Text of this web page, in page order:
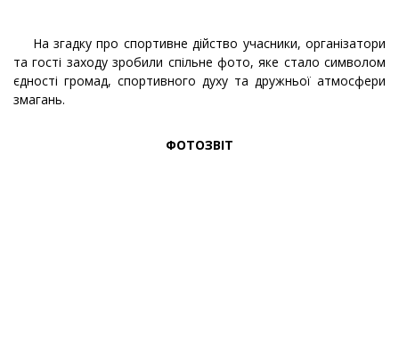
На згадку про спортивне дійство учасники, організатори
та гості заходу зробили спільне фото, яке стало символом
єдності громад, спортивного духу та дружньої атмосфери
змагань.
ФОТОЗВІТ